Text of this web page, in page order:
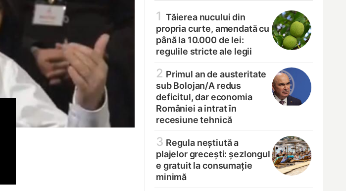
1 Tăierea nucului din
propria curte, amendată cu
până la 10.000 de lei:
regulile stricte ale legii
2 Primul an de austeritate
sub Bolojan/A redus
deficitul, dar economia
României a intrat în
recesiune tehnică
3 Regula neștiută a
plajelor grecești: șezlongul
e gratuit la consumație
minimă